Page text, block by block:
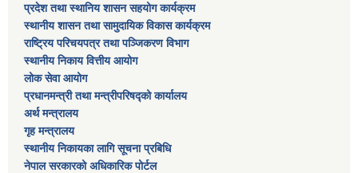
प्रदेश तथा स्थानिय शासन सहयोग कार्यक्रम
स्थानीय शासन तथा सामुदायिक विकास कार्यक्रम
राष्ट्रिय परिचयपत्र तथा पञ्जिकरण विभाग
स्थानीय निकाय वित्तीय आयोग
लोक सेवा आयोग
प्रधानमन्त्री तथा मन्त्रीपरिषद्को कार्यालय
अर्थ मन्त्रालय
गृह मन्त्रालय
स्थानीय निकायका लागि सूचना प्रबिधि
नेपाल सरकारको अधिकारिक पोर्टल